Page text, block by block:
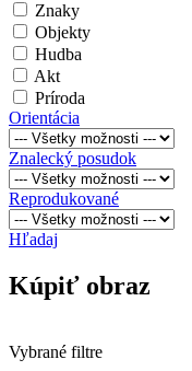
Znaky
Objekty
Hudba
Akt
Príroda
Orientácia
Znalecký posudok
Reprodukované
Hľadaj
Kúpiť obraz
Vybrané filtre